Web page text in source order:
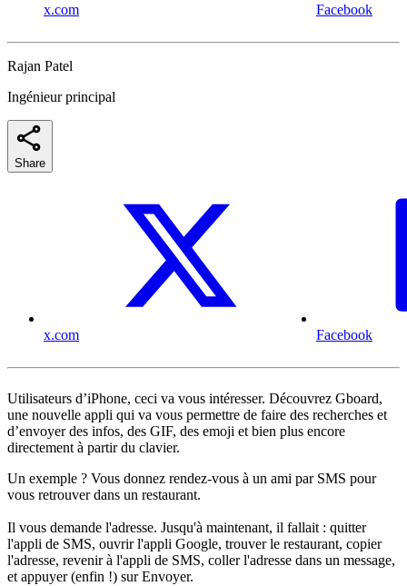
x.com Facebook
Rajan Patel
Ingénieur principal
Share
x.com Facebook
Utilisateurs d’iPhone, ceci va vous intéresser. Découvrez Gboard,
une nouvelle appli qui va vous permettre de faire des recherches et
d’envoyer des infos, des GIF, des emoji et bien plus encore
directement à partir du clavier.
Un exemple ? Vous donnez rendez-vous à un ami par SMS pour
vous retrouver dans un restaurant.
Il vous demande l'adresse. Jusqu'à maintenant, il fallait : quitter
l'appli de SMS, ouvrir l'appli Google, trouver le restaurant, copier
l'adresse, revenir à l'appli de SMS, coller l'adresse dans un message,
et appuyer (enfin !) sur Envoyer.